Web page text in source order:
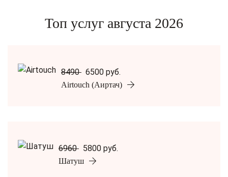
Топ услуг августа 2026
8490 6500 руб.
Airtouch (Аиртач)
6960 5800 руб.
Шатуш